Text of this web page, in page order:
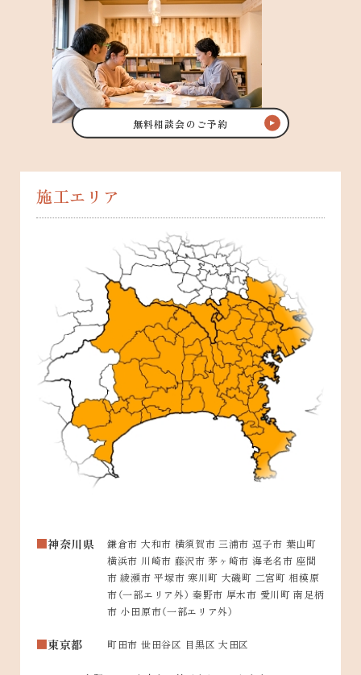
無料相談会のご予約
施工エリア
神奈川県
鎌倉市 大和市 横須賀市 三浦市 逗子市 葉山町
横浜市 川崎市 藤沢市 茅ヶ崎市 海老名市 座間
市 綾瀬市 平塚市 寒川町 大磯町 二宮町 相模原
市（一部エリア外） 秦野市 厚木市 愛川町 南足柄
市 小田原市（一部エリア外）
東京都 町田市 世田谷区 目黒区 大田区